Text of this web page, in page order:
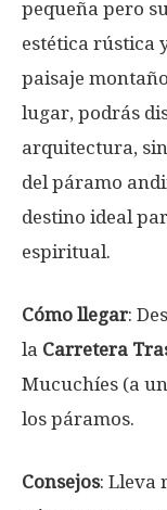
pequeña pero
estética rústica
paisaje
lugar, podrás
arquitectura,
del páramo
destino ideal
espiritual.
Cómo llegar:
la Carretera
Mucuchíes (a
los páramos.
Consejos: Lleva